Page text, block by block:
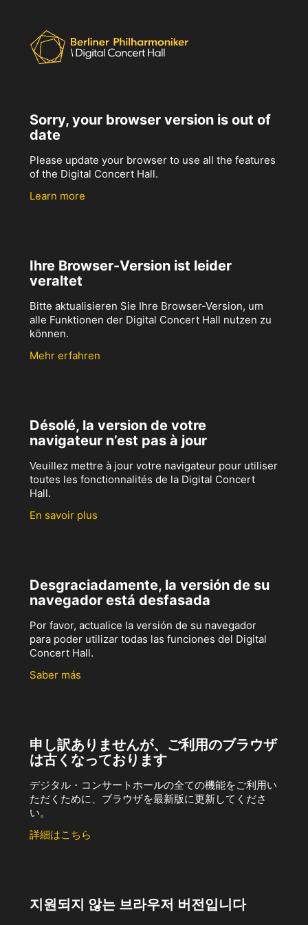
Sorry, your browser version is out of
date
Please update your browser to use all the features
of the Digital Concert Hall.
Learn more
Ihre Browser-Version ist leider
veraltet
Bitte aktualisieren Sie Ihre Browser-Version, um
alle Funktionen der Digital Concert Hall nutzen zu
können.
Mehr erfahren
Désolé, la version de votre
navigateur n’est pas à jour
Veuillez mettre à jour votre navigateur pour utiliser
toutes les fonctionnalités de la Digital Concert
Hall.
En savoir plus
Desgraciadamente, la versión de su
navegador está desfasada
Por favor, actualice la versión de su navegador
para poder utilizar todas las funciones del Digital
Concert Hall.
Saber más
申し訳ありませんが、ご利用のブラウザ
は古くなっております
デジタル・コンサートホールの全ての機能をご利用い
ただくために、ブラウザを最新版に更新してくださ
い。
詳細はこちら
지원되지 않는 브라우저 버전입니다